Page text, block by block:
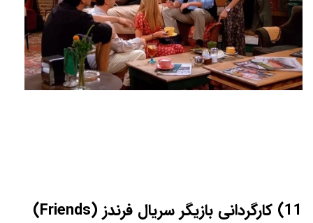
11) کارگردانی بازیگر سریال فرندز ( Friends
)